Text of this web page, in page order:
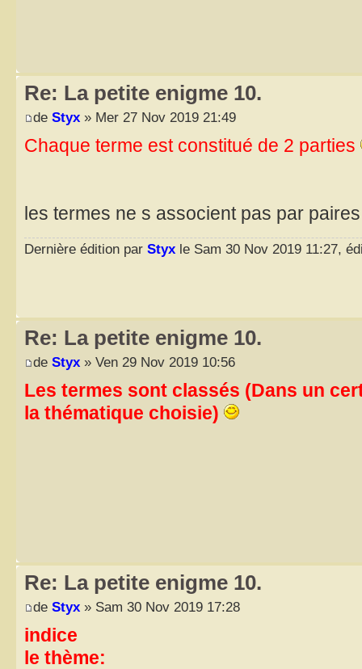
Re: La petite enigme 10.
de Styx » Mer 27 Nov 2019 21:49
Chaque terme est constitué de 2 parties
les termes ne s associent pas par paires
Dernière édition par Styx le Sam 30 Nov 2019 11:27,
Re: La petite enigme 10.
de Styx » Ven 29 Nov 2019 10:56
Les termes sont classés (Dans un
la thématique choisie)
Re: La petite enigme 10.
de Styx » Sam 30 Nov 2019 17:28
indice
le thème: